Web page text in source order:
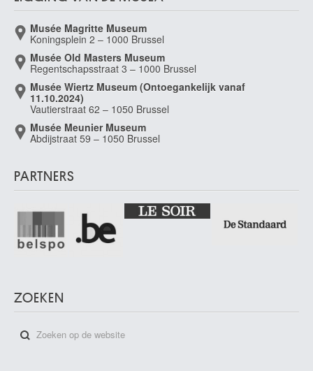
Musée Magritte Museum
Koningsplein 2 – 1000 Brussel
Musée Old Masters Museum
Regentschapsstraat 3 – 1000 Brussel
Musée Wiertz Museum (Ontoegankelijk vanaf
11.10.2024)
Vautierstraat 62 – 1050 Brussel
Musée Meunier Museum
Abdijstraat 59 – 1050 Brussel
PARTNERS
ZOEKEN